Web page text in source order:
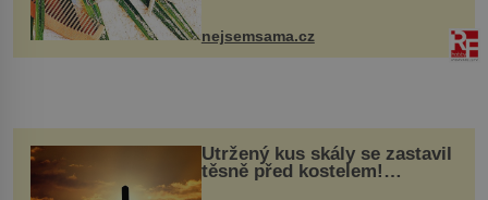
vlasy. ...
nejsemsama.cz
Utržený kus skály se zastavil
těsně před kostelem!
Ochránila ho boží síla?